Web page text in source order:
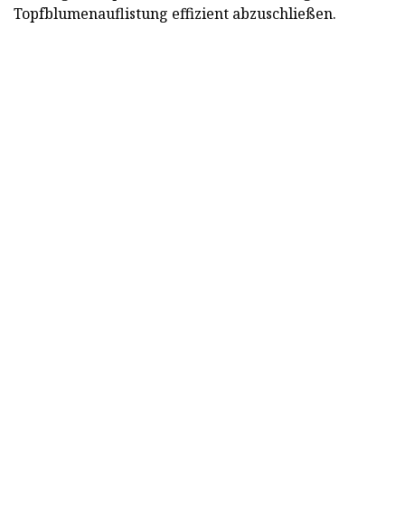
Topfblumenauflistung effizient abzuschließen.